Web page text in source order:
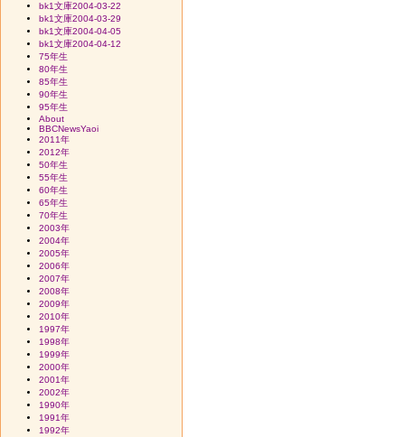
bk1文庫2004-03-22
bk1文庫2004-03-29
bk1文庫2004-04-05
bk1文庫2004-04-12
75年生
80年生
85年生
90年生
95年生
About
BBCNewsYaoi
2011年
2012年
50年生
55年生
60年生
65年生
70年生
2003年
2004年
2005年
2006年
2007年
2008年
2009年
2010年
1997年
1998年
1999年
2000年
2001年
2002年
1990年
1991年
1992年